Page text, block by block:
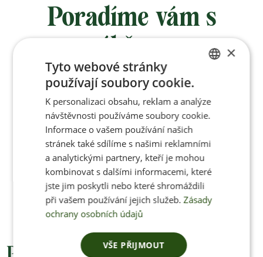
Poradíme vám s
výběrem
Po-Pá 8:00 – 17:00
Jan Pančocha
+420 770 669 100
info@jenonleather.cz
ENGLISH
×
Tyto webové stránky
používají soubory cookie.
K personalizaci obsahu, reklam a analýze
návštěvnosti používáme soubory cookie.
Informace o vašem používání našich
stránek také sdílíme s našimi reklamními
a analytickými partnery, kteří je mohou
kombinovat s dalšími informacemi, které
jste jim poskytli nebo které shromáždili
při vašem používání jejich služeb. Zásady
ochrany osobních údajů
VŠE PŘIJMOUT